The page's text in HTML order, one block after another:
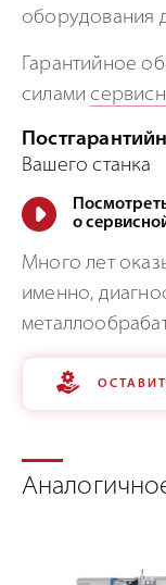
оборудования
Гарантийное
силами
Вашего станка
о
Много лет
именно,